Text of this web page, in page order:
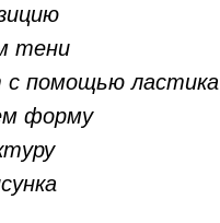
тени
с помощью ластика
форму